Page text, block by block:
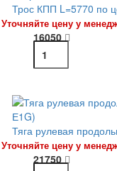
Трос КПП L=5770 по
Уточняйте цену у
16050
Тяга рулевая
Уточняйте цену у
21750